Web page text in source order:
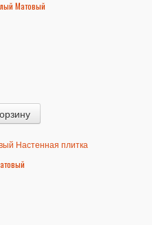
Матовый